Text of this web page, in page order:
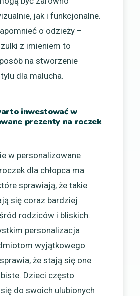
jak i funkcjonalne.
o odzieży –
z imieniem to
na stworzenie
dla malucha.
inwestować w
prezenty na roczek
w personalizowane
dla chłopca ma
sprawiają, że takie
się coraz bardziej
rodziców i bliskich.
personalizacja
wyjątkowego
że stają się one
Dzieci często
do swoich ulubionych